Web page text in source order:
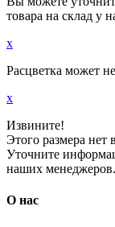
товара на склад у
x
Расцветка может
x
Извините!
Этого размера нет
Уточните
наших менеджеров.
О нас